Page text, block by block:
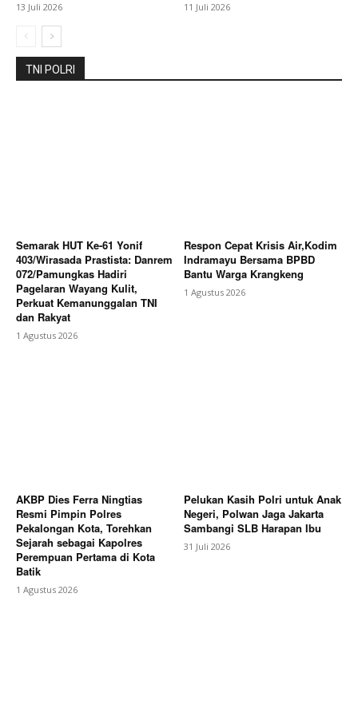
Company
Berita Lainnya Pemkab Karo Perkuat Sinkronisasi
Program Dan Jajaki Pembangunan PLUT UMKM
Dengan Kementerian
13 Juli 2026 11 Juli 2026
TNI POLRI
Semarak HUT Ke-61 Yonif
403/Wirasada Prastista: Danrem
072/Pamungkas Hadiri
Pagelaran Wayang Kulit,
Perkuat Kemanunggalan TNI
dan Rakyat
1 Agustus 2026
Respon Cepat Krisis Air,Kodim
Indramayu Bersama BPBD
Bantu Warga Krangkeng
1 Agustus 2026
AKBP Dies Ferra Ningtias
Resmi Pimpin Polres
Pekalongan Kota, Torehkan
Sejarah sebagai Kapolres
Perempuan Pertama di Kota
Batik
1 Agustus 2026
Pelukan Kasih Polri untuk Anak
Negeri, Polwan Jaga Jakarta
Sambangi SLB Harapan Ibu
31 Juli 2026